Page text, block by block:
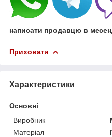
написати продавцю в
Приховати
Характеристики
Основні
Виробник
Матеріал